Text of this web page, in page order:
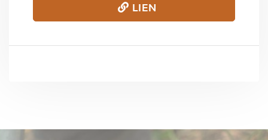
LIEN